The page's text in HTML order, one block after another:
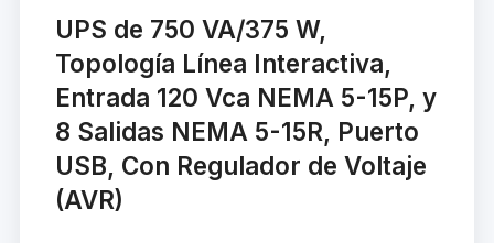
UPS de 750 VA/375 W,
Topología Línea Interactiva,
Entrada 120 Vca NEMA 5-15P, y
8 Salidas NEMA 5-15R, Puerto
USB, Con Regulador de Voltaje
(AVR)